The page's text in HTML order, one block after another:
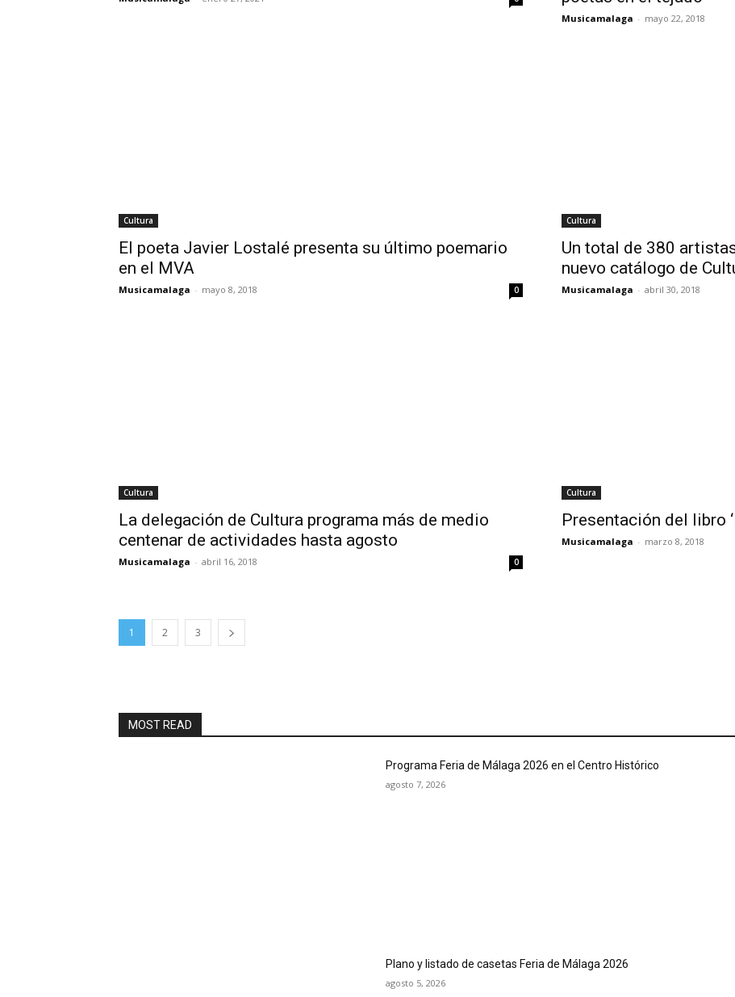
Musicamalaga - mayo 22, 2018
Cultura
El poeta Javier Lostalé presenta su último poemario
en el MVA
Musicamalaga - mayo 8, 2018 0
Cultura
Un total de 380
nuevo catálogo de
Musicamalaga - abril 30, 2018
Cultura
La delegación de Cultura programa más de medio
centenar de actividades hasta agosto
Musicamalaga - abril 16, 2018 0
Cultura
Presentación del libro
Musicamalaga - marzo 8, 2018
1 2 3
MOST READ
Programa Feria de Málaga 2026 en el Centro Histórico
agosto 7, 2026
Plano y listado de casetas Feria de Málaga 2026
agosto 5, 2026